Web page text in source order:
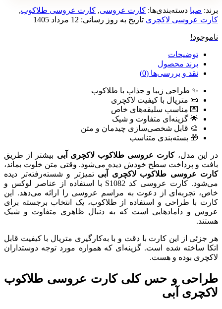
برند: صبا دسته‌بندی‌ها: کارت عروسی, کارت عروسی طلاکوب,
کارت عروسی لاکچری تاریخ به روز رسانی: 12 مرداد 1405
ناموجود!
توضیحات
برند محصول
نقد و بررسی‌ها (0)
✨ طراحی زیبا و جذاب با طلاکوب
📜 متریال با کیفیت لاکچری
💌 مناسب سلیقه‌های خاص
🌟 گزینه‌ای متفاوت و شیک
🎨 قابل شخصی‌سازی چیدمان و متن
🎁 بسته‌بندی متناسب
در این مدل،کارت عروسی طلاکوب لاکچری آبی بیشتر از طریق
بافت و پرداخت سطح خودش دیده می‌شود. وقتی متن خلوت بماند،
کارت عروسی طلاکوب لاکچری آبی تمیزتر و شسته‌رفته‌تر دیده
می‌شود. کارت عروسی کد S1082 با استفاده از عناصر لوکس و
خاص، تجربه‌ای از دعوت به مراسم عروسی را ارائه می‌دهد. این
کارت با طراحی و استفاده از طلاکوب، یک انتخاب برجسته برای
عروس و دامادهایی است که به دنبال ظاهری متفاوت و شیک
هستند.
هر جزئی از این کارت با دقت و با به‌کارگیری متریال با کیفیت قابل
اتکا ساخته شده است. گزینه‌ای که همواره مورد توجه دوستداران
لاکچری بوده و هست.
طراحی و حس کلی کارت عروسی طلاکوب
لاکچری آبی